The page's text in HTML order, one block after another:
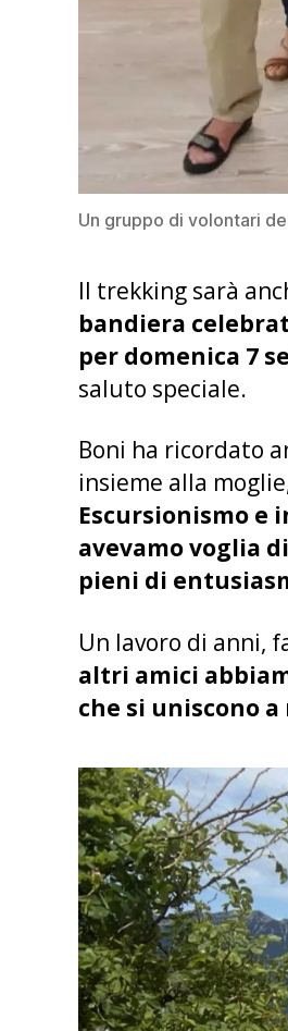
Un gruppo di volontari
Il trekking sarà
bandiera
per domenica 7
saluto speciale.
Boni ha ricordato
insieme alla
Escursionismo e
avevamo voglia
pieni di
Un lavoro di anni,
altri amici
che si uniscono